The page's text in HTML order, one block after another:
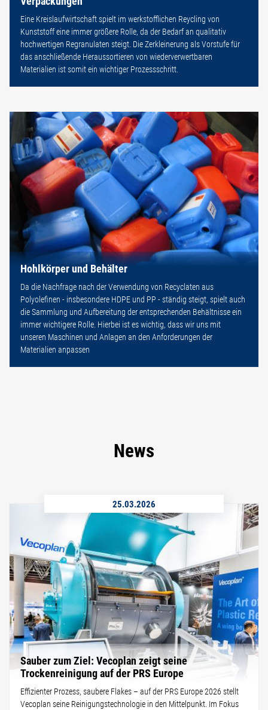
Eine Kreislaufwirtschaft spielt im werkstofflichen Reycling von
Kunststoff eine immer größere Rolle, da der Bedarf an qualitativ
hochwertigen Regranulaten steigt. Die Zerkleinerung als Vorstufe für
das anschließende Heraussortieren von wiederverwertbaren
Materialien ist somit ein wichtiger Prozessschritt.
Hohlkörper und Behälter
Da die Nachfrage nach der Verwendung von Recyclaten aus
Polyolefinen - insbesondere HDPE und PP - ständig steigt, spielt auch
die Sammlung und Aufbereitung der entsprechenden Behältnisse ein
immer wichtigere Rolle. Hierbei ist es wichtig, dass wir uns mit
unseren Maschinen und Anlagen an den Anforderungen der
Materialien anpassen
News
25.03.2026
Sauber zum Ziel: Vecoplan zeigt seine
Trockenreinigung auf der PRS Europe
Effizienter Prozess, saubere Flakes – auf der PRS Europe 2026 stellt
Vecoplan seine Reinigungstechnologie in den Mittelpunkt. Im Fokus